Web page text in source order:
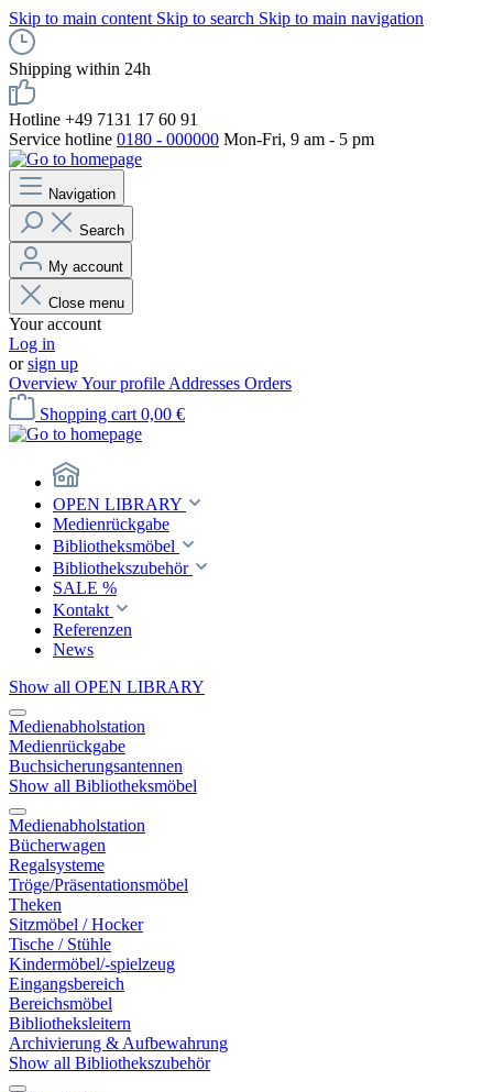
Skip to main content Skip to search Skip to main navigation
Shipping within 24h
Hotline +49 7131 17 60 91
Service hotline 0180 - 000000 Mon-Fri, 9 am - 5 pm
Navigation
Search
My account
Close menu
Your account
Log in
orsign up
OverviewYour profile Addresses Orders
Shopping cart 0,00 €
OPEN LIBRARY
Medienrückgabe
Bibliotheksmöbel
Bibliothekszubehör
SALE %
Kontakt
Referenzen
News
Show all OPEN LIBRARY
Medienabholstation
Medienrückgabe
Buchsicherungsantennen
Show all Bibliotheksmöbel
Medienabholstation
Bücherwagen
Regalsysteme
Tröge/Präsentationsmöbel
Theken
Sitzmöbel / Hocker
Tische / Stühle
Kindermöbel/-spielzeug
Eingangsbereich
Bereichsmöbel
Bibliotheksleitern
Archivierung & Aufbewahrung
Show all Bibliothekszubehör